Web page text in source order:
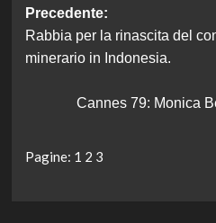
Navigazione
articolo
Precedente:
Rabbia per la rinascita del
minerario in Indonesia.
Cannes 79: Monica
Pagine: 1 2 3